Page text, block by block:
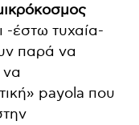
-έστω τυχαία-
παρά να
να
payola που